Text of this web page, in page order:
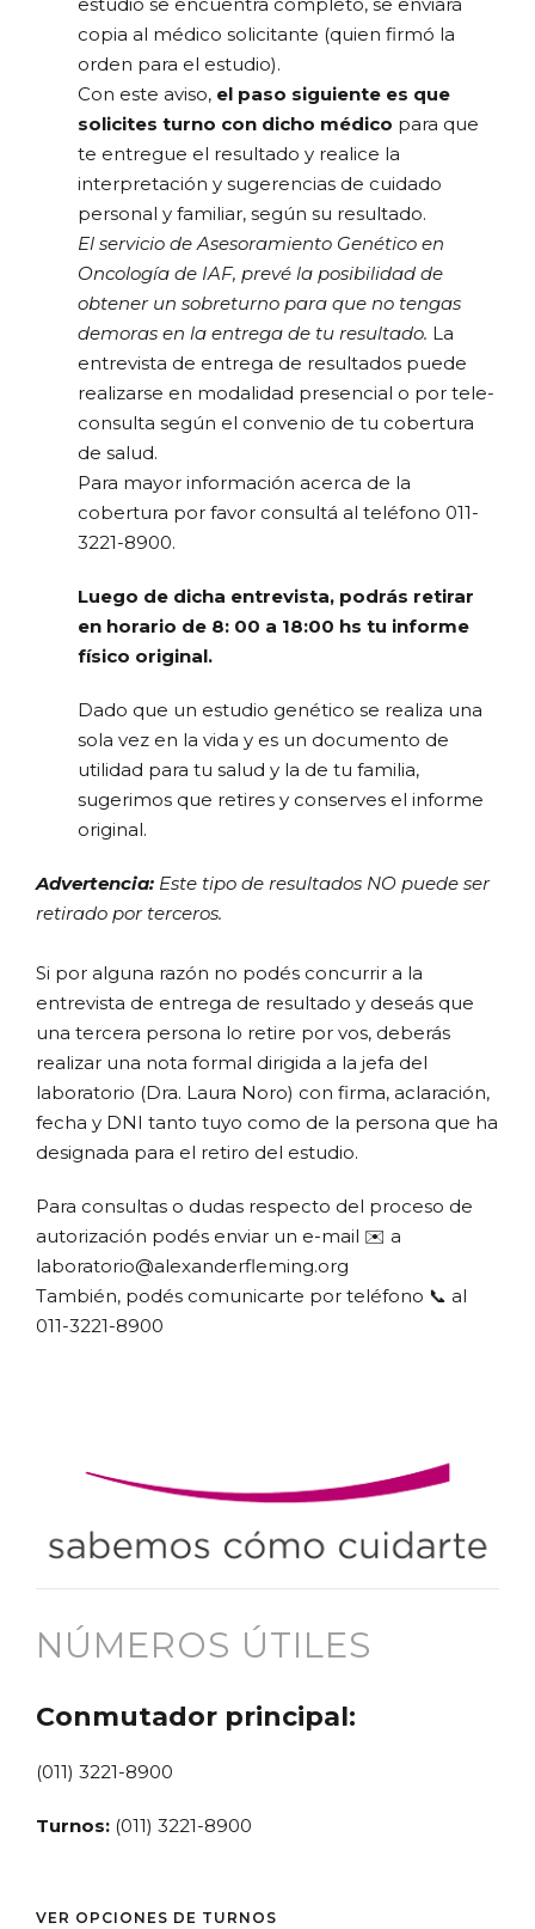
copia al médico solicitante (quien firmó la
orden para el estudio).
Con este aviso, el paso siguiente es que
solicites turno con dicho médico para que
te entregue el resultado y realice la
interpretación y sugerencias de cuidado
personal y familiar, según su resultado.
El servicio de Asesoramiento Genético en
Oncología de IAF, prevé la posibilidad de
obtener un sobreturno para que no tengas
demoras en la entrega de tu resultado. La
entrevista de entrega de resultados puede
realizarse en modalidad presencial o por tele-
consulta según el convenio de tu cobertura
de salud.
Para mayor información acerca de la
cobertura por favor consultá al teléfono 011-
3221-8900.
Luego de dicha entrevista, podrás retirar
en horario de 8: 00 a 18:00 hs tu informe
físico original.
Dado que un estudio genético se realiza una
sola vez en la vida y es un documento de
utilidad para tu salud y la de tu familia,
sugerimos que retires y conserves el informe
original.
Advertencia: Este tipo de resultados NO puede ser
retirado por terceros.
Si por alguna razón no podés concurrir a la
entrevista de entrega de resultado y deseás que
una tercera persona lo retire por vos, deberás
realizar una nota formal dirigida a la jefa del
laboratorio (Dra. Laura Noro) con firma, aclaración,
fecha y DNI tanto tuyo como de la persona que ha
designada para el retiro del estudio.
Para consultas o dudas respecto del proceso de
autorización podés enviar un e-mail ✉️ a
laboratorio@alexanderfleming.org
También, podés comunicarte por teléfono 📞 al
011-3221-8900
NÚMEROS ÚTILES
Conmutador principal:
(011) 3221-8900
Turnos: (011) 3221-8900
VER OPCIONES DE TURNOS